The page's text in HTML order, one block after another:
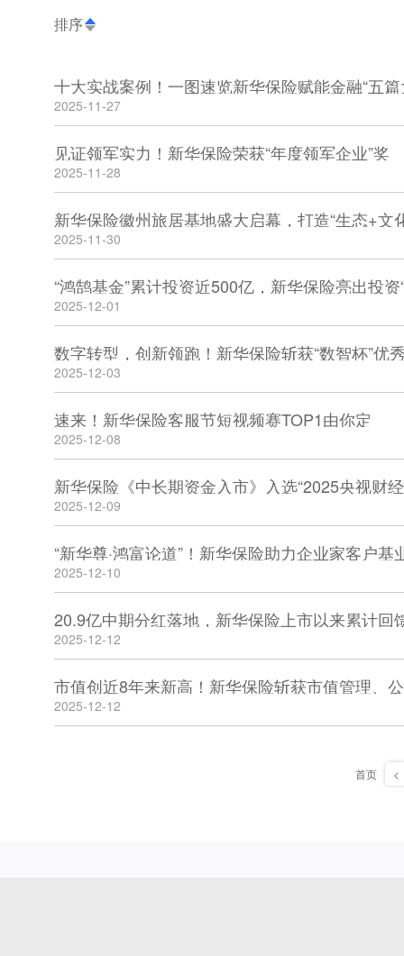
排序
十大实战案例！一图速览新华保险赋能金融“五篇
2025-11-27
见证领军实力！新华保险荣获“年度领军企业”奖
2025-11-28
新华保险徽州旅居基地盛大启幕，打造“生态+文
2025-11-30
“鸿鹄基金”累计投资近500亿，新华保险亮出投资
2025-12-01
数字转型，创新领跑！新华保险斩获“数智杯”优
2025-12-03
速来！新华保险客服节短视频赛TOP1由你定
2025-12-08
新华保险《中长期资金入市》入选“2025央视财
2025-12-09
“新华尊·鸿富论道”！新华保险助力企业家客户基
2025-12-10
20.9亿中期分红落地，新华保险上市以来累计回
2025-12-12
市值创近8年来新高！新华保险斩获市值管理、
2025-12-12
首页 <